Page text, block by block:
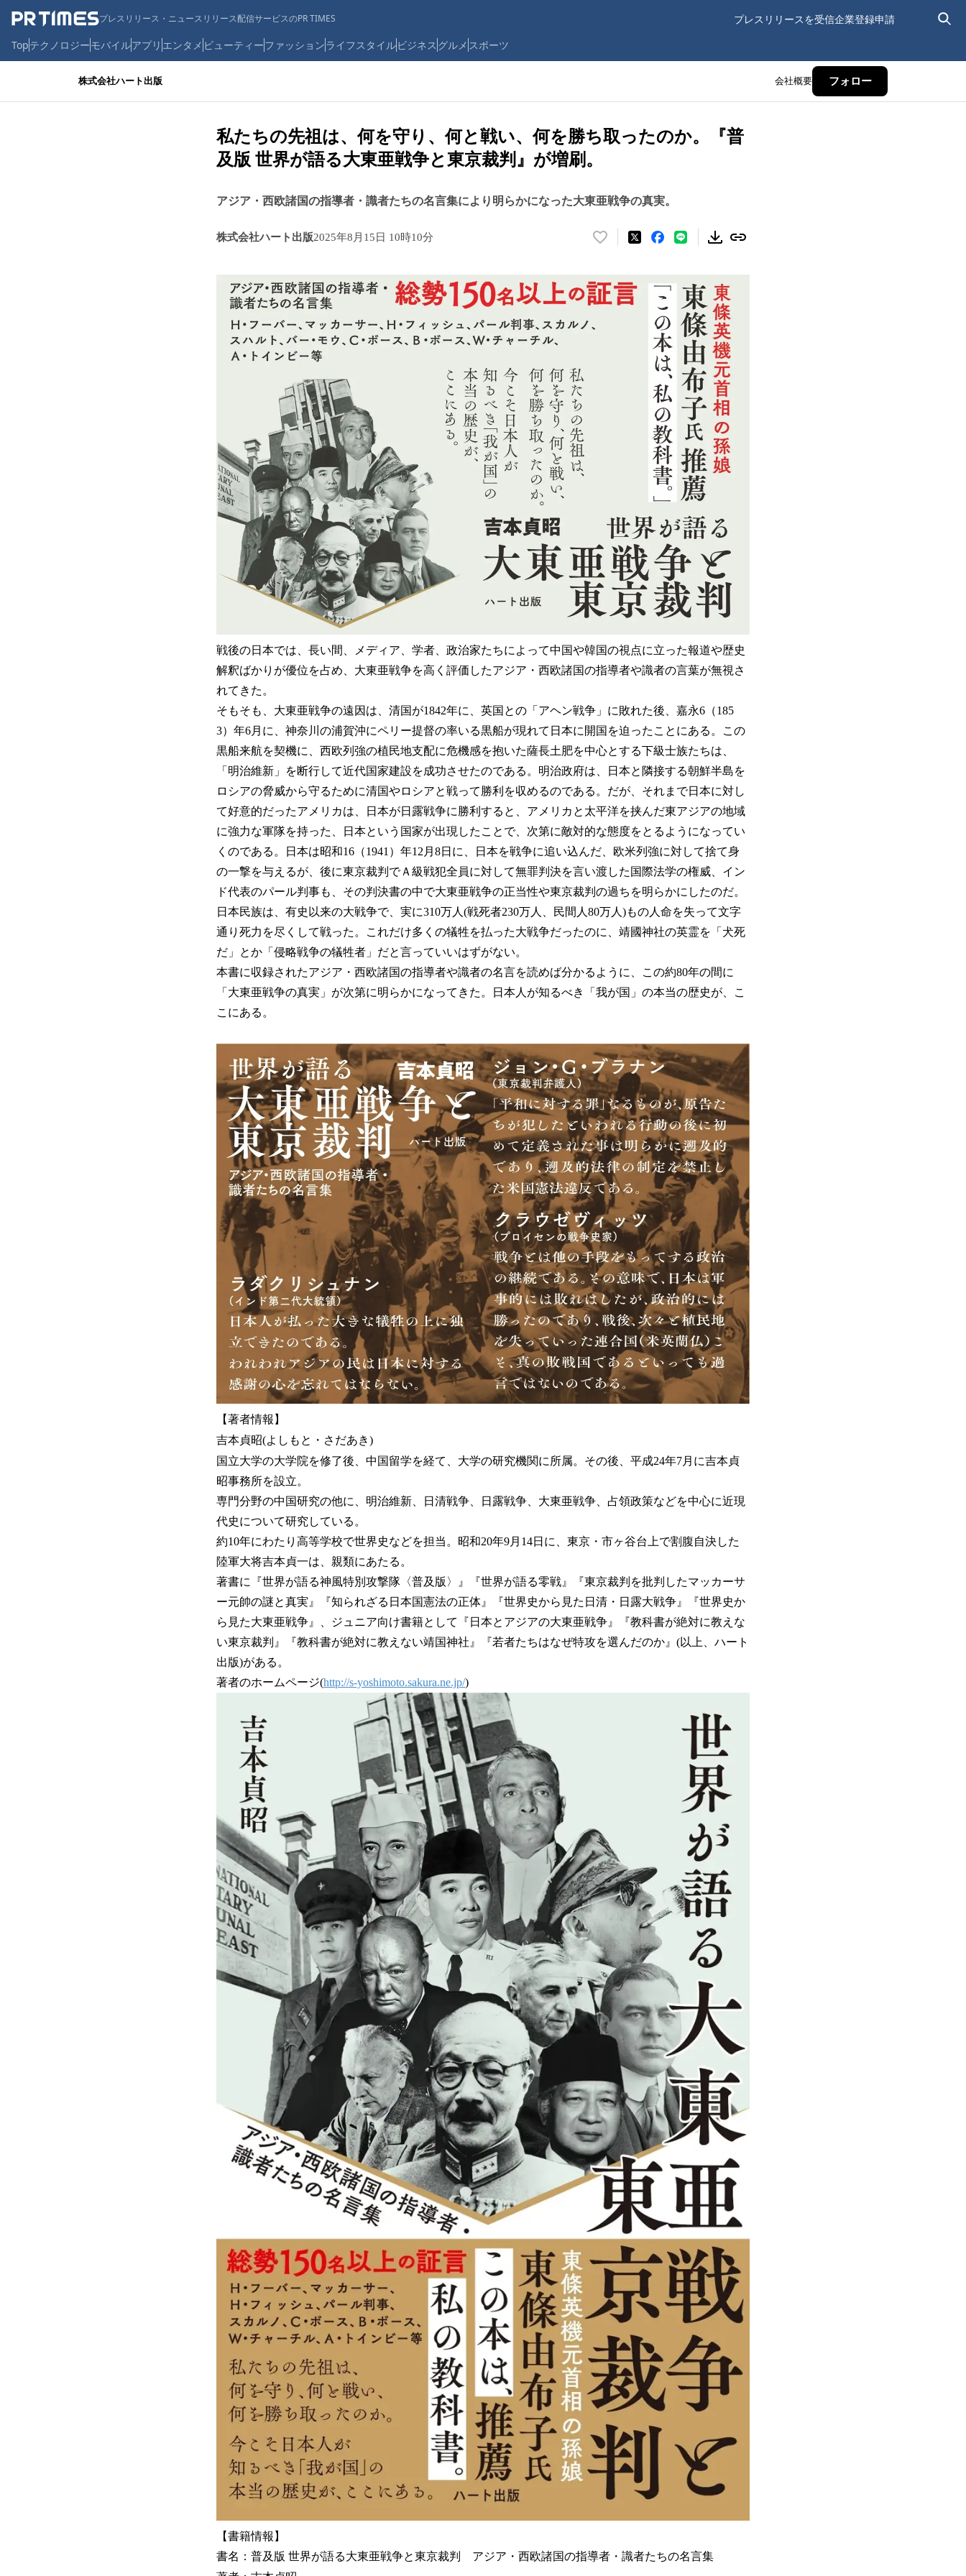
プレスリリース・ニュースリリース配信サービスのPR TIMES プレスリリースを受信企業登録申請
Topテクノロジーモバイルアプリ エンタメ ビューティーファッションライフスタイルビジネス グルメ スポーツ
株式会社ハート出版 会社概要 フォロー
私たちの先祖は、何を守り、何と戦い、何を勝ち取ったのか。『普
及版 世界が語る大東亜戦争と東京裁判』が増刷。
アジア・西欧諸国の指導者・識者たちの名言集により明らかになった大東亜戦争の真実。
株式会社ハート出版2025年8月15日 10時10分
い
ね
！
数
戦後の日本では、長い間、メディア、学者、政治家たちによって中国や韓国の視点に立った報道や歴史
解釈ばかりが優位を占め、大東亜戦争を高く評価したアジア・西欧諸国の指導者や識者の言葉が無視さ
れてきた。
そもそも、大東亜戦争の遠因は、清国が1842年に、英国との「アヘン戦争」に敗れた後、嘉永6（185
3）年6月に、神奈川の浦賀沖にペリー提督の率いる黒船が現れて日本に開国を迫ったことにある。この
黒船来航を契機に、西欧列強の植民地支配に危機感を抱いた薩長土肥を中心とする下級士族たちは、
「明治維新」を断行して近代国家建設を成功させたのである。明治政府は、日本と隣接する朝鮮半島を
ロシアの脅威から守るために清国やロシアと戦って勝利を収めるのである。だが、それまで日本に対し
て好意的だったアメリカは、日本が日露戦争に勝利すると、アメリカと太平洋を挟んだ東アジアの地域
に強力な軍隊を持った、日本という国家が出現したことで、次第に敵対的な態度をとるようになってい
くのである。日本は昭和16（1941）年12月8日に、日本を戦争に追い込んだ、欧米列強に対して捨て身
の一撃を与えるが、後に東京裁判でＡ級戦犯全員に対して無罪判決を言い渡した国際法学の権威、イン
ド代表のパール判事も、その判決書の中で大東亜戦争の正当性や東京裁判の過ちを明らかにしたのだ。
日本民族は、有史以来の大戦争で、実に310万人(戦死者230万人、民間人80万人)もの人命を失って文字
通り死力を尽くして戦った。これだけ多くの犠牲を払った大戦争だったのに、靖國神社の英霊を「犬死
だ」とか「侵略戦争の犠牲者」だと言っていいはずがない。
本書に収録されたアジア・西欧諸国の指導者や識者の名言を読めば分かるように、この約80年の間に
「大東亜戦争の真実」が次第に明らかになってきた。日本人が知るべき「我が国」の本当の歴史が、こ
こにある。
【著者情報】
吉本貞昭(よしもと・さだあき)
国立大学の大学院を修了後、中国留学を経て、大学の研究機関に所属。その後、平成24年7月に吉本貞
昭事務所を設立。
専門分野の中国研究の他に、明治維新、日清戦争、日露戦争、大東亜戦争、占領政策などを中心に近現
代史について研究している。
約10年にわたり高等学校で世界史などを担当。昭和20年9月14日に、東京・市ヶ谷台上で割腹自決した
陸軍大将吉本貞一は、親類にあたる。
著書に『世界が語る神風特別攻撃隊〈普及版〉』『世界が語る零戦』『東京裁判を批判したマッカーサ
ー元帥の謎と真実』『知られざる日本国憲法の正体』『世界史から見た日清・日露大戦争』『世界史か
ら見た大東亜戦争』、ジュニア向け書籍として『日本とアジアの大東亜戦争』『教科書が絶対に教えな
い東京裁判』『教科書が絶対に教えない靖国神社』『若者たちはなぜ特攻を選んだのか』(以上、ハート
出版)がある。
著者のホームページ(http://s-yoshimoto.sakura.ne.jp/)
【書籍情報】
書名：普及版 世界が語る大東亜戦争と東京裁判 アジア・西欧諸国の指導者・識者たちの名言集